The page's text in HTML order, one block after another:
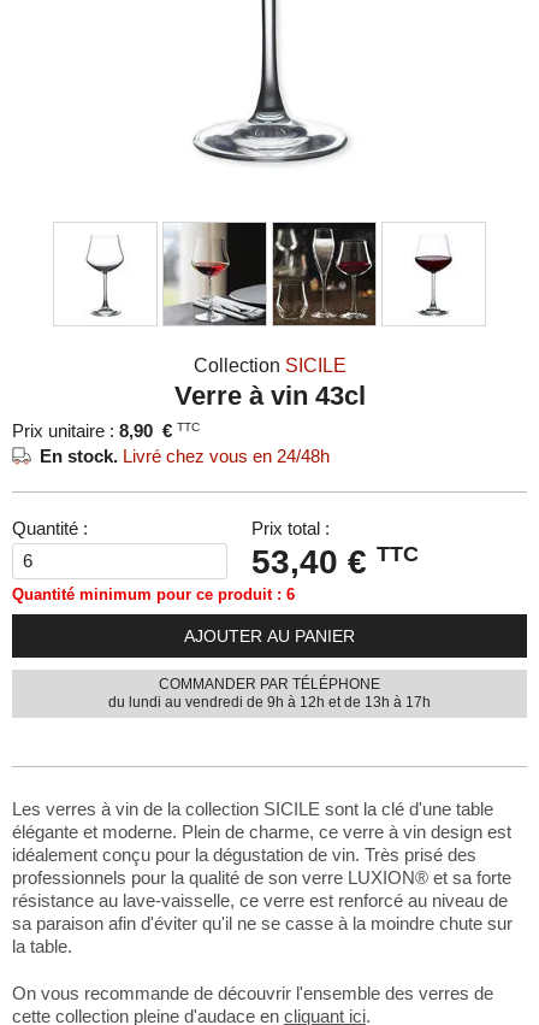
Collection SICILE
Verre à vin 43cl
Prix unitaire : 8,90 € TTC
En stock. Livré chez vous en 24/48h
Quantité : Prix total :
53,40 € TTC
Quantité minimum pour ce produit : 6
AJOUTER AU PANIER
COMMANDER PAR TÉLÉPHONE
du lundi au vendredi de 9h à 12h et de 13h à 17h
Les verres à vin de la collection SICILE sont la clé d'une table
élégante et moderne. Plein de charme, ce verre à vin design est
idéalement conçu pour la dégustation de vin. Très prisé des
professionnels pour la qualité de son verre LUXION® et sa forte
résistance au lave-vaisselle, ce verre est renforcé au niveau de
sa paraison afin d'éviter qu'il ne se casse à la moindre chute sur
la table.
On vous recommande de découvrir l'ensemble des verres de
cette collection pleine d'audace en cliquant ici.